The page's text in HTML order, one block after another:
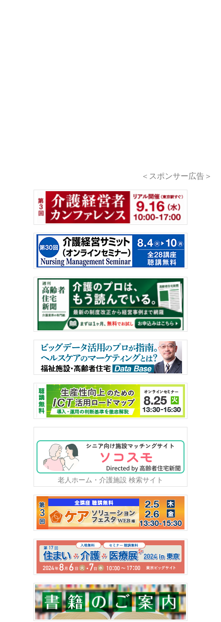
＜スポンサー広告＞
老人ホーム・介護施設 検索サイト